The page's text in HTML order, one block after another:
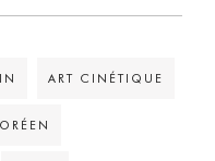
ART CINÉTIQUE